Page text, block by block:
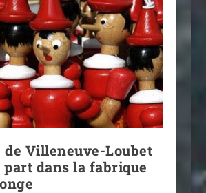
de Villeneuve-Loubet
part dans la fabrique